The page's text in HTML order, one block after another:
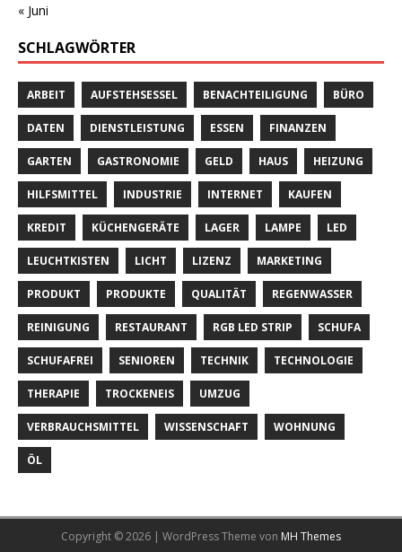
« Juni
SCHLAGWÖRTER
ARBEIT AUFSTEHSESSEL BENACHTEILIGUNG BÜRO
DATEN DIENSTLEISTUNG ESSEN FINANZEN
GARTEN GASTRONOMIE GELD HAUS HEIZUNG
HILFSMITTEL INDUSTRIE INTERNET KAUFEN
KREDIT KÜCHENGERÄTE LAGER LAMPE LED
LEUCHTKISTEN LICHT LIZENZ MARKETING
PRODUKT PRODUKTE QUALITÄT REGENWASSER
REINIGUNG RESTAURANT RGB LED STRIP SCHUFA
SCHUFAFREI SENIOREN TECHNIK TECHNOLOGIE
THERAPIE TROCKENEIS UMZUG
VERBRAUCHSMITTEL WISSENSCHAFT WOHNUNG
ÖL
Copyright © 2026 | WordPress Theme von MH Themes